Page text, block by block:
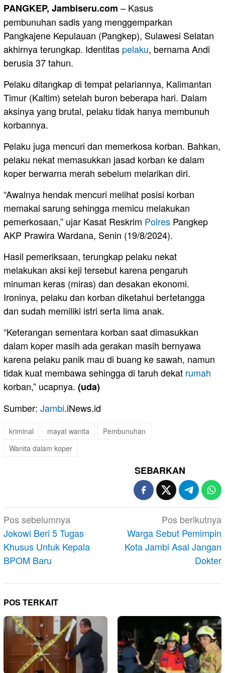
PANGKEP, Jambiseru.com – Kasus
pembunuhan sadis yang menggemparkan
Pangkajene Kepulauan (Pangkep), Sulawesi Selatan
akhirnya terungkap. Identitas pelaku, bernama Andi
berusia 37 tahun.
Pelaku ditangkap di tempat pelariannya, Kalimantan
Timur (Kaltim) setelah buron beberapa hari. Dalam
aksinya yang brutal, pelaku tidak hanya membunuh
korbannya.
Pelaku juga mencuri dan memerkosa korban. Bahkan,
pelaku nekat memasukkan jasad korban ke dalam
koper berwarna merah sebelum melarikan diri.
“Awalnya hendak mencuri melihat posisi korban
memakai sarung sehingga memicu melakukan
pemerkosaan,” ujar Kasat Reskrim Polres Pangkep
AKP Prawira Wardana, Senin (19/8/2024).
Hasil pemeriksaan, terungkap pelaku nekat
melakukan aksi keji tersebut karena pengaruh
minuman keras (miras) dan desakan ekonomi.
Ironinya, pelaku dan korban diketahui bertetangga
dan sudah memiliki istri serta lima anak.
“Keterangan sementara korban saat dimasukkan
dalam koper masih ada gerakan masih bernyawa
karena pelaku panik mau di buang ke sawah, namun
tidak kuat membawa sehingga di taruh dekat rumah
korban,” ucapnya. (uda)
Sumber: Jambi.iNews.id
kriminal mayat wanita
Pembunuhan
Wanita dalam koper
SEBARKAN
Navigasi
pos
Pos sebelumnya
Jokowi Beri 5 Tugas
Khusus Untuk Kepala
BPOM Baru
Pos berikutnya
Warga Sebut Pemimpin
Kota Jambi Asal Jangan
Dokter
POS TERKAIT